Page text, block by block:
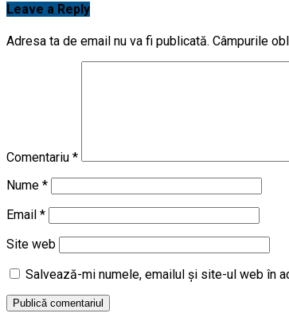
Leave a Reply
Adresa ta de email nu va fi publicată. Câmpurile
Comentariu *
Nume *
Email *
Site web
Salvează-mi numele, emailul și site-ul web în